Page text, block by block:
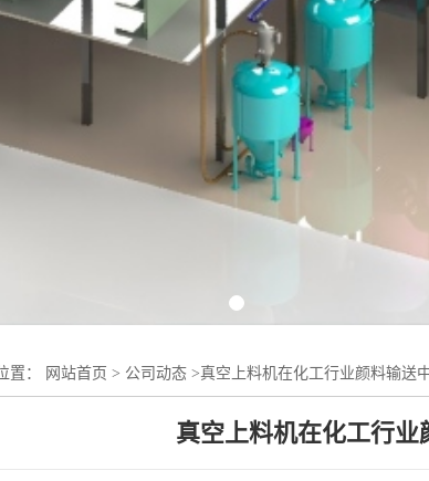
置： 网站首页 > 公司动态 >真空上料机在化工行业颜料输送
真空上料机在化工行业